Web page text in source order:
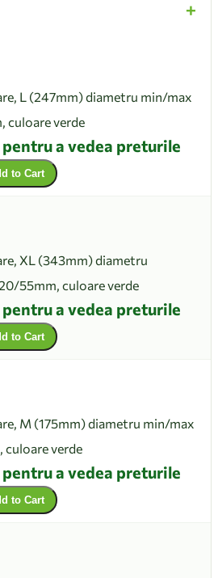
+
L (247mm) diametru min/max
culoare verde
a vedea preturile
to Cart
XL (343mm) diametru
55mm, culoare verde
a vedea preturile
to Cart
M (175mm) diametru min/max
culoare verde
a vedea preturile
to Cart